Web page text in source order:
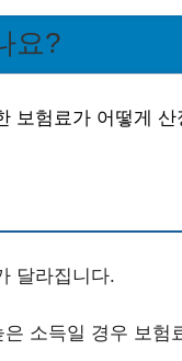
요?
보험료가 어떻게
달라집니다.
소득일 경우 보험